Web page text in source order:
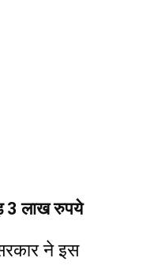
3 लाख रुपये
ने इस